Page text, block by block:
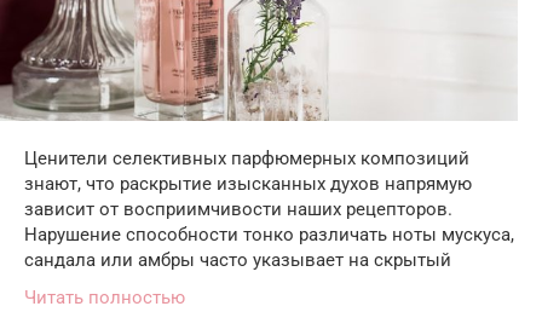
Ценители селективных парфюмерных композиций
знают, что раскрытие изысканных духов напрямую
зависит от восприимчивости наших рецепторов.
Нарушение способности тонко различать ноты мускуса,
сандала или амбры часто указывает на скрытый
Читать полностью